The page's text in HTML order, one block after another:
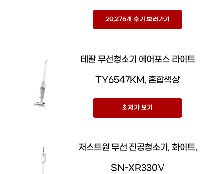
20,276개 후기 보러가기
테팔 무선청소기 에어포스 라이트
TY6547KM, 혼합색상
최저가 보기
저스트원 무선 진공청소기, 화이트,
SN-XR330V